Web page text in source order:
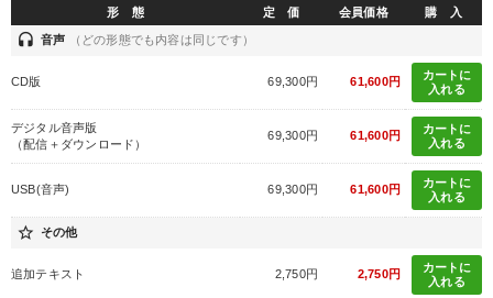
形 態 定 価 会員価格 購 入
headset 音声 （どの形態でも内容は同じです）
CD版 69,300円 61,600円
カートに
入れる
デジタル音声版
（配信＋ダウンロード）
69,300円 61,600円
カートに
入れる
USB(音声) 69,300円 61,600円
カートに
入れる
star_border その他
追加テキスト 2,750円 2,750円
カートに
入れる